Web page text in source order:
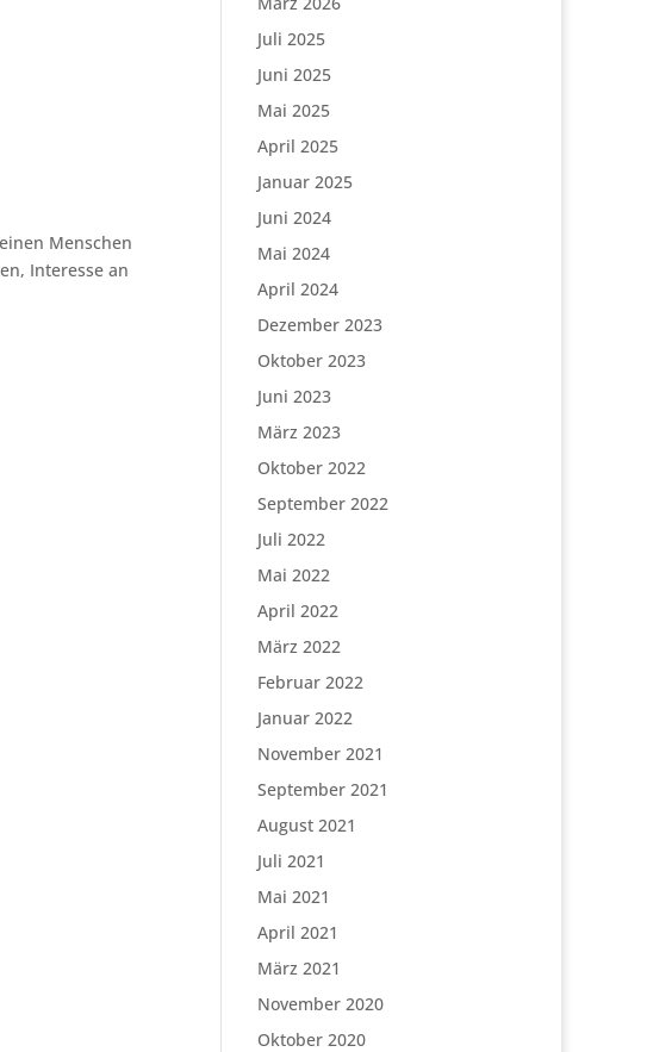
Menschen
Interesse an
Juli 2025
Juni 2025
Mai 2025
April 2025
Januar 2025
Juni 2024
Mai 2024
April 2024
Dezember 2023
Oktober 2023
Juni 2023
März 2023
Oktober 2022
September 2022
Juli 2022
Mai 2022
April 2022
März 2022
Februar 2022
Januar 2022
November 2021
September 2021
August 2021
Juli 2021
Mai 2021
April 2021
März 2021
November 2020
Oktober 2020